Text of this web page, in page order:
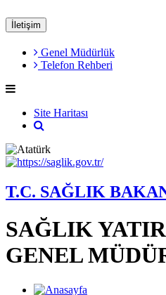
İletişim
Genel Müdürlük
Telefon Rehberi
Site Haritası
T.C. SAĞLIK
SAĞLIK
GENEL